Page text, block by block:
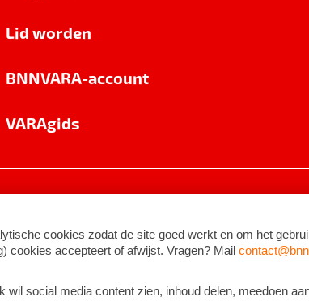
Lid worden
BNNVARA-account
VARAgids
©2026BNNVARA